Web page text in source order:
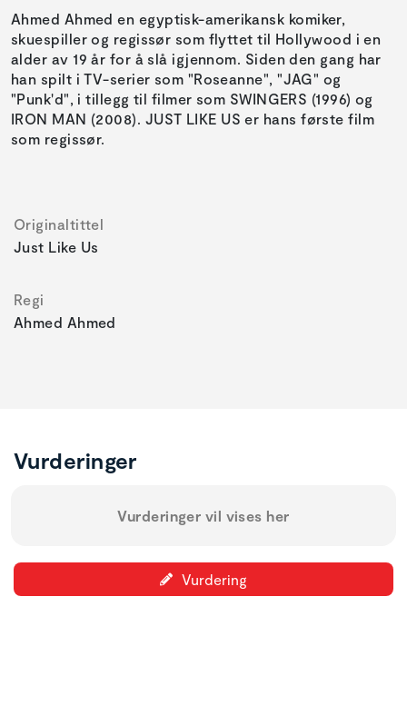
Ahmed Ahmed en egyptisk-amerikansk komiker,
skuespiller og regissør som flyttet til Hollywood i en
alder av 19 år for å slå igjennom. Siden den gang har
han spilt i TV-serier som "Roseanne", "JAG" og
"Punk'd", i tillegg til filmer som SWINGERS (1996) og
IRON MAN (2008). JUST LIKE US er hans første film
som regissør.
Originaltittel
Just Like Us
Regi
Ahmed Ahmed
Vurderinger
Vurderinger vil vises her
Vurdering